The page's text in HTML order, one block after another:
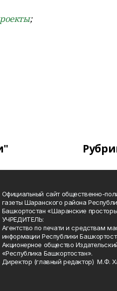
;
Официальный сайт общественно-
газеты Шаранского района
Башкортостан «Шаранские
УЧРЕДИТЕЛЬ:
Агентство по печати и средствам
информации Республики
Акционерное общество
«Республика Башкортостан».
Директор (главный редактор) М.Ф.